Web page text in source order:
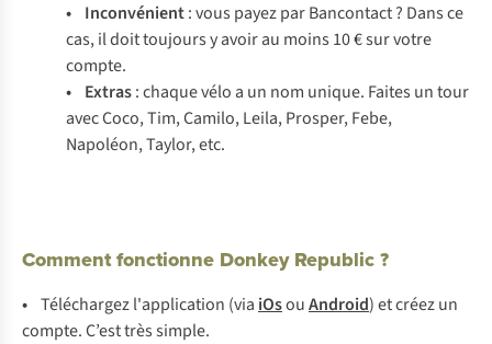
• Inconvénient: vous payez par Bancontact ? Dans ce
cas, il doit toujours y avoir au moins 10 € sur votre
compte.
• Extras: chaque vélo a un nom unique. Faites un tour
avec Coco, Tim, Camilo, Leila, Prosper, Febe,
Napoléon, Taylor, etc.
Comment fonctionne Donkey Republic ?
• Téléchargez l'application (via iOsouAndroid) et créez un
compte. C’est très simple.